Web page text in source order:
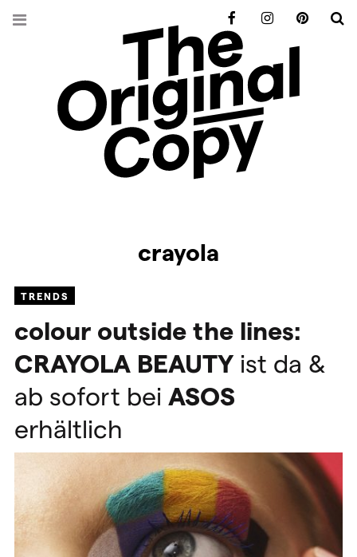
crayola
TRENDS
colour outside the lines:
CRAYOLA BEAUTY ist da &
ab sofort bei ASOS
erhältlich
FacebookInstagramPinterest